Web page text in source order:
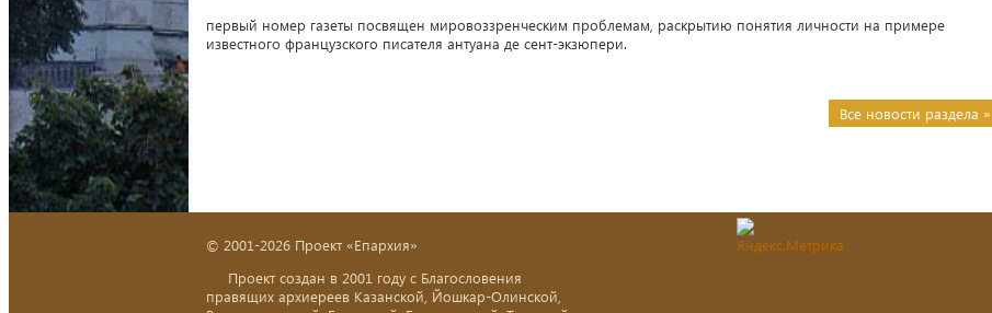
первый номер газеты посвящен мировоззренческим проблемам, раскрытию понятия личности на примере
известного французского писателя антуана де сент-экзюпери.
Все новости раздела »
© 2001-2026 Проект «Епархия»
Проект создан в 2001 году с Благословения
правящих архиереев Казанской, Йошкар-Олинской,